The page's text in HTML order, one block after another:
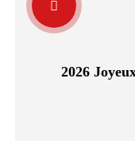
2026